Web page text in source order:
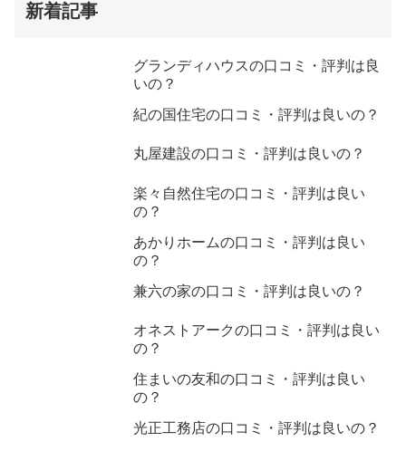
新着記事
グランディハウスの口コミ・評判は良
いの？
紀の国住宅の口コミ・評判は良いの？
丸屋建設の口コミ・評判は良いの？
楽々自然住宅の口コミ・評判は良い
の？
あかりホームの口コミ・評判は良い
の？
兼六の家の口コミ・評判は良いの？
オネストアークの口コミ・評判は良い
の？
住まいの友和の口コミ・評判は良い
の？
光正工務店の口コミ・評判は良いの？